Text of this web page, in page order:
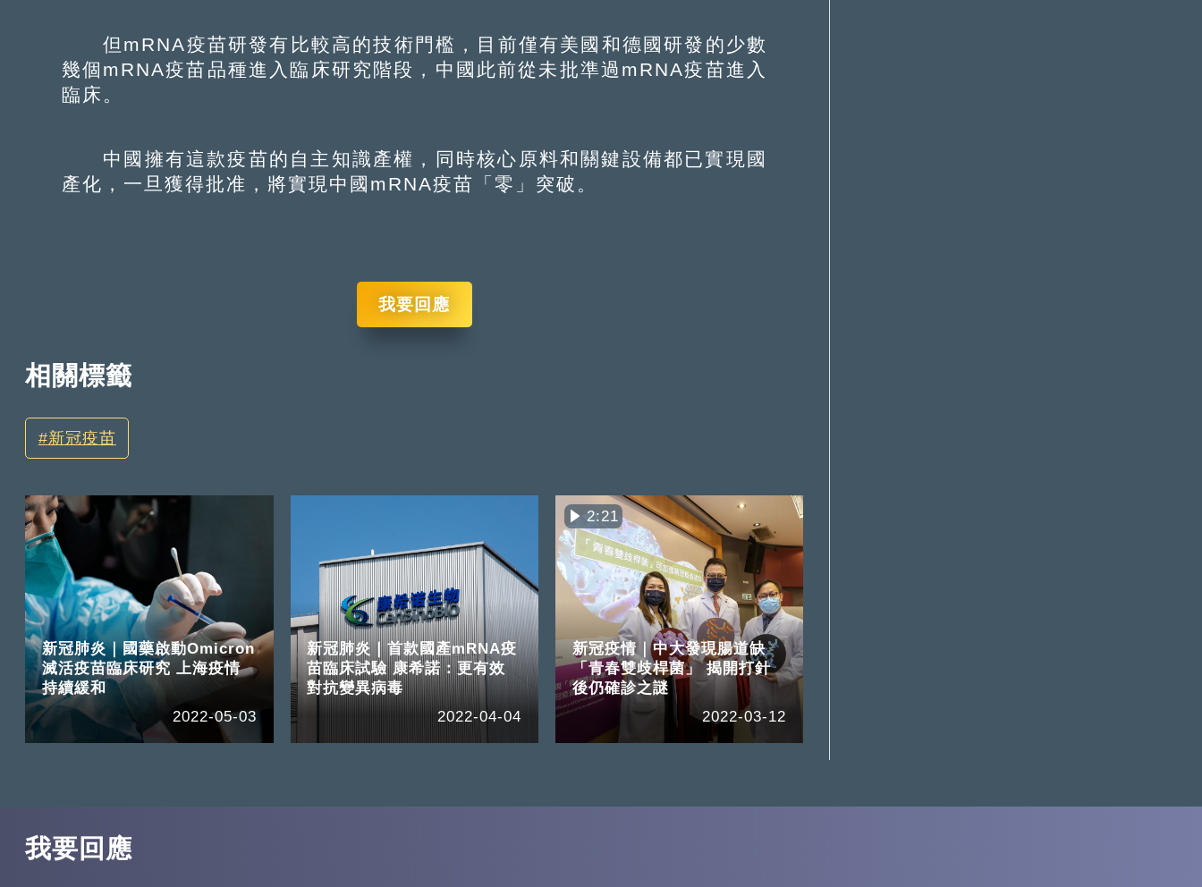
但mRNA疫苗研發有比較高的技術門檻，目前僅有美國和德國研發的少數
幾個mRNA疫苗品種進入臨床研究階段，中國此前從未批準過mRNA疫苗進入
臨床。
中國擁有這款疫苗的自主知識產權，同時核心原料和關鍵設備都已實現國
產化，一旦獲得批准，將實現中國mRNA疫苗「零」突破。
我要回應
相關標籤
新冠疫苗
新冠肺炎｜國藥啟動Omicron
滅活疫苗臨床研究 上海疫情
持續緩和
2022-05-03
新冠肺炎｜首款國產mRNA疫
苗臨床試驗 康希諾：更有效
對抗變異病毒
2022-04-04
2:21
新冠疫情｜中大發現腸道缺
「青春雙歧桿菌」 揭開打針
後仍確診之謎
2022-03-12
我要回應